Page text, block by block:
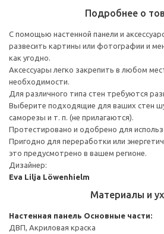
Подробнее о
С помощью настенной панели и
развесить картины или фотографии и
как угодно.
Аксессуары легко закрепить в любом
необходимости.
Для различного типа стен требуются
Выберите подходящие для ваших стен
саморезы и т. п. (не прилагаются).
Протестировано и одобрено для
Пригодно для переработки или
это предусмотрено в вашем регионе.
Дизайнер:
Eva Lilja Löwenhielm
Материалы и
Настенная панель Основные части:
ДВП, Акриловая краска